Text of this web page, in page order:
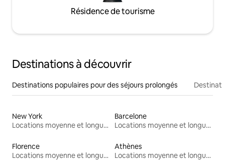
Résidence de tourisme
Destinations à découvrir
Destinations populaires pour des séjours prolongés
New York
Locations moyenne et longue durée
Barcelone
Locations moyenne et longue durée
Florence
Locations moyenne et longue durée
Athènes
Locations moyenne et longue durée